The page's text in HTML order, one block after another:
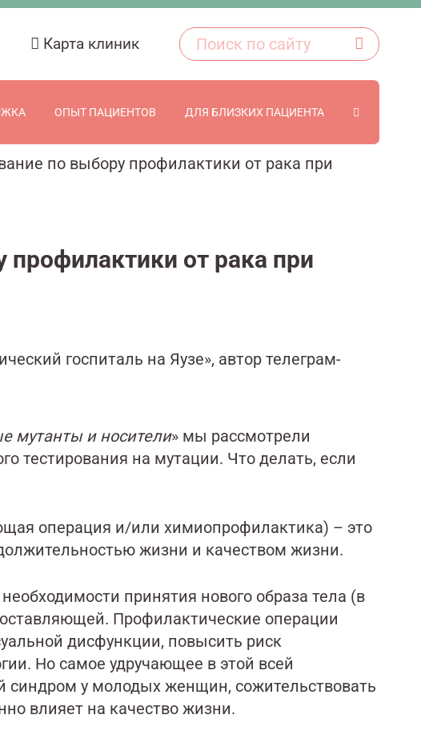
Карта клиник
ОПЫТ ПАЦИЕНТОВ ДЛЯ БЛИЗКИХ ПАЦИЕНТА
по выбору профилактики от рака при
профилактики от рака при
госпиталь на Яузе», автор телеграм-
мутанты и носители» мы рассмотрели
тестирования на мутации. Что делать, если
операция и/или химиопрофилактика) – это
жизни и качеством жизни.
принятия нового образа тела (в
Профилактические операции
дисфункции, повысить риск
Но самое удручающее в этой всей
синдром у молодых женщин, сожительствовать
влияет на качество жизни.